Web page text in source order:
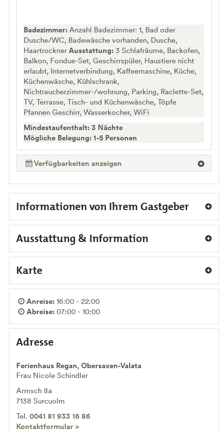
Badezimmer: Anzahl Badezimmer: 1, Bad oder
Dusche/WC, Badewäsche vorhanden, Dusche,
Haartrockner Ausstattung: 3 Schlafräume, Backofen,
Balkon, Fondue-Set, Geschirrspüler, Haustiere nicht
erlaubt, Internetverbindung, Kaffeemaschine, Küche,
Küchenwäsche, Kühlschrank,
Nichtraucherzimmer-/wohnung, Parking, Raclette-Set,
TV, Terrasse, Tisch- und Küchenwäsche, Töpfe
Pfannen Geschirr, Wasserkocher, WiFi
Mindestaufenthalt: 3 Nächte
Mögliche Belegung: 1-5 Personen
Verfügbarkeiten anzeigen
Informationen von Ihrem Gastgeber
Ausstattung & Information
Karte
Anreise: 16:00 - 22:00
Abreise: 07:00 - 10:00
Adresse
Ferienhaus Regan, Obersaxen-Valata
Frau Nicole Schindler
Armsch 8a
7138 Surcuolm
Tel. 0041 81 933 16 86
Kontaktformular »